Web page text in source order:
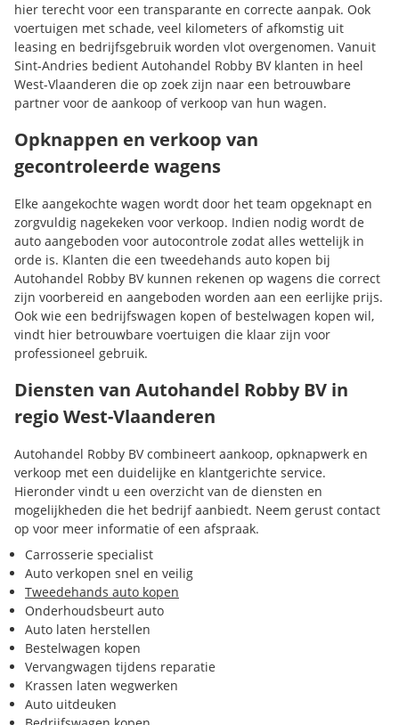
hier terecht voor een transparante en correcte aanpak. Ook
voertuigen met schade, veel kilometers of afkomstig uit
leasing en bedrijfsgebruik worden vlot overgenomen. Vanuit
Sint-Andries bedient Autohandel Robby BV klanten in heel
West-Vlaanderen die op zoek zijn naar een betrouwbare
partner voor de aankoop of verkoop van hun wagen.
Opknappen en verkoop van
gecontroleerde wagens
Elke aangekochte wagen wordt door het team opgeknapt en
zorgvuldig nagekeken voor verkoop. Indien nodig wordt de
auto aangeboden voor autocontrole zodat alles wettelijk in
orde is. Klanten die een tweedehands auto kopen bij
Autohandel Robby BV kunnen rekenen op wagens die correct
zijn voorbereid en aangeboden worden aan een eerlijke prijs.
Ook wie een bedrijfswagen kopen of bestelwagen kopen wil,
vindt hier betrouwbare voertuigen die klaar zijn voor
professioneel gebruik.
Diensten van Autohandel Robby BV in
regio West-Vlaanderen
Autohandel Robby BV combineert aankoop, opknapwerk en
verkoop met een duidelijke en klantgerichte service.
Hieronder vindt u een overzicht van de diensten en
mogelijkheden die het bedrijf aanbiedt. Neem gerust contact
op voor meer informatie of een afspraak.
Carrosserie specialist
Auto verkopen snel en veilig
Tweedehands auto kopen
Onderhoudsbeurt auto
Auto laten herstellen
Bestelwagen kopen
Vervangwagen tijdens reparatie
Krassen laten wegwerken
Auto uitdeuken